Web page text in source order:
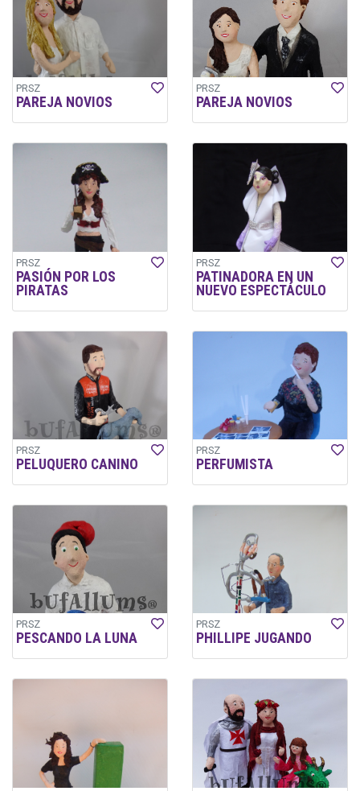
PRSZ
PAREJA NOVIOS
PRSZ
PAREJA NOVIOS
PRSZ
PASIÓN POR LOS
PIRATAS
PRSZ
PATINADORA EN UN
NUEVO ESPECTÁCULO
PRSZ
PELUQUERO CANINO
PRSZ
PERFUMISTA
PRSZ
PESCANDO LA LUNA
PRSZ
PHILLIPE JUGANDO